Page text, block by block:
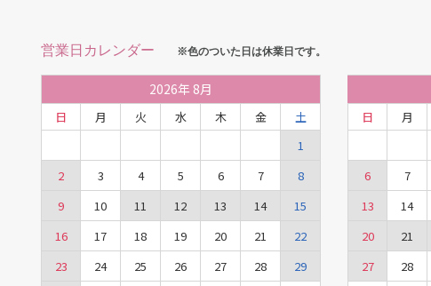
営業日カレンダー ※色のついた日は休業日です。
2026年 8月
日 月 火 水 木 金
土
1
2
3 4 5 6 7
8
9
10 11 12 13 14
15
16
17 18 19 20 21
22
23
24 25 26 27 28 29
日 月
6
7
13
14
20
21
27
28